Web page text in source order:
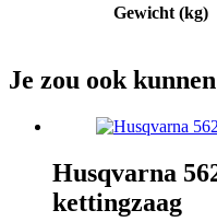
Gewicht (kg)
Je zou ook
Husqvarna
kettingzaag